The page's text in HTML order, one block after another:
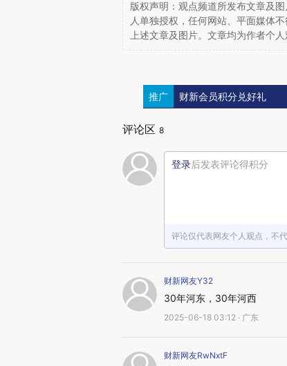
版权声明：观点频道所发布文章及
人单独授权，任何网站、平面媒体
上述文章及图片。文章均为作者个
推广 财新会员积分兑好礼
评论区 8
登录后发表评论得积分
评论仅代表网友个人观点，不
财新网友Y32
30年河东，30年河西
2025-06-18 03:12 · 广东
财新网友RwNxtF